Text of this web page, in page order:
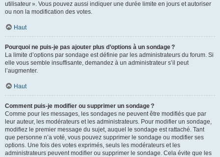
utilisateur ». Vous pouvez aussi indiquer une durée limite en jours et autoriser
ou non la modification des votes.
Haut
Pourquoi ne puis-je pas ajouter plus d’options à un sondage ?
La limite d’options par sondage est définie par les administrateurs du forum. Si
elle vous semble insuffisante, demandez à un administrateur s’il peut
l’augmenter.
Haut
Comment puis-je modifier ou supprimer un sondage ?
Comme pour les messages, les sondages ne peuvent être modifiés que par
leur auteur, les modérateurs et les administrateurs. Pour modifier un sondage,
modifiez le premier message du sujet, auquel le sondage est rattaché. Tant
que personne n’a voté, vous pouvez supprimer le sondage ou modifier ses
options. Une fois des votes exprimés, seuls les modérateurs et les
administrateurs peuvent modifier ou supprimer le sondage. Cela évite que les